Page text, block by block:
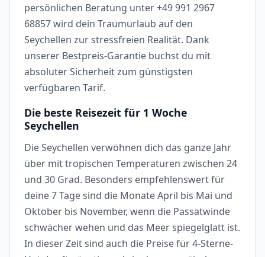
persönlichen Beratung unter +49 991 2967
68857 wird dein Traumurlaub auf den
Seychellen zur stressfreien Realität. Dank
unserer Bestpreis-Garantie buchst du mit
absoluter Sicherheit zum günstigsten
verfügbaren Tarif.
Die beste Reisezeit für 1 Woche
Seychellen
Die Seychellen verwöhnen dich das ganze Jahr
über mit tropischen Temperaturen zwischen 24
und 30 Grad. Besonders empfehlenswert für
deine 7 Tage sind die Monate April bis Mai und
Oktober bis November, wenn die Passatwinde
schwächer wehen und das Meer spiegelglatt ist.
In dieser Zeit sind auch die Preise für 4-Sterne-